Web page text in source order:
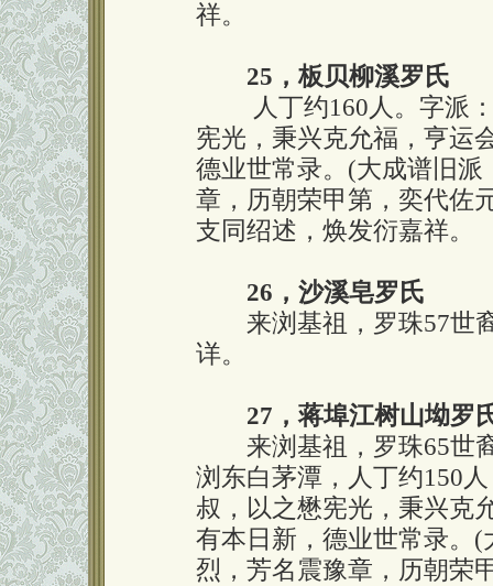
祥。
25，板贝柳溪罗氏
人丁约160人。字派：
宪光，秉兴克允福，亨运
德业世常录。(大成谱旧
章，历朝荣甲第，奕代佐
支同绍述，焕发衍嘉祥。
26，沙溪皂罗氏
来浏基祖，罗珠57世裔
详。
27，蒋埠江树山坳罗
来浏基祖，罗珠65世裔
浏东白茅潭，人丁约150
叔，以之懋宪光，秉兴克
有本日新，德业世常录。
烈，芳名震豫章，历朝荣